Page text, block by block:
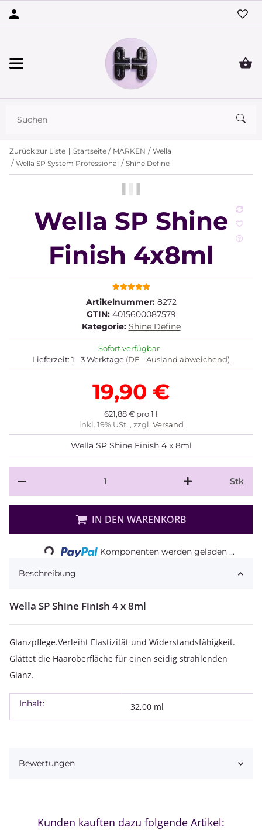
Zurück zur Liste Startseite MARKEN
Wella
Wella SP System Professional
Shine Define
Wella SP Shine
Finish 4x8ml
Artikelnummer: 8272
GTIN: 4015600087579
Kategorie: Shine Define
Sofort verfügbar
Lieferzeit: 1 - 3 Werktage (DE - Ausland abweichend)
19,90 €
621,88 € pro 1 l
inkl. 19% USt. , zzgl. Versand
Wella SP Shine Finish 4 x 8ml
Stk
IN DEN WARENKORB
Loading... Komponenten werden geladen ...
Beschreibung
Wella SP Shine Finish 4 x 8ml
Glanzpflege.Verleiht Elastizität und Widerstandsfähigkeit.
Glättet die Haaroberfläche für einen seidig strahlenden
Glanz.
Produkteigenschaft
Wert
Inhalt: 32,00 ml
Bewertungen
Kunden kauften dazu folgende Artikel: